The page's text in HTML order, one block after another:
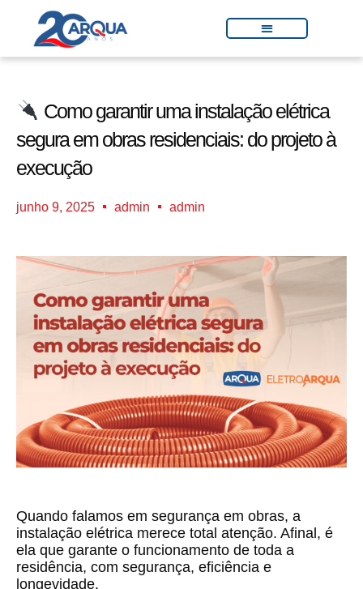
Como garantir uma instalação elétrica
segura em obras residenciais: do projeto à
execução
junho 9, 2025 admin admin
Quando falamos em segurança em obras, a
instalação elétrica merece total atenção. Afinal, é
ela que garante o funcionamento de toda a
residência, com segurança, eficiência e
longevidade.